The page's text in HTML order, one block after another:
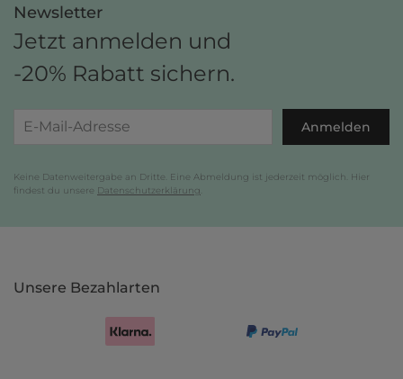
Newsletter
Jetzt anmelden und
-20% Rabatt sichern.
Anmelden
Keine Datenweitergabe an Dritte. Eine Abmeldung ist jederzeit möglich. Hier
findest du unsere Datenschutzerklärung
Unsere Bezahlarten